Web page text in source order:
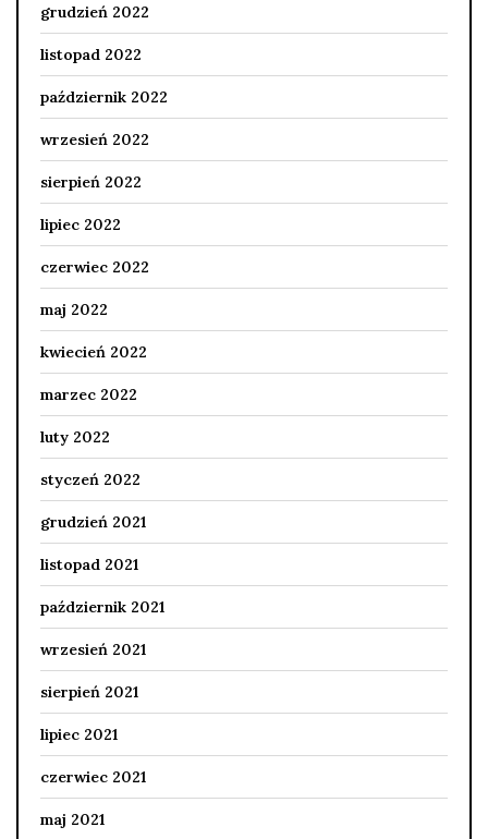
grudzień 2022
listopad 2022
październik 2022
wrzesień 2022
sierpień 2022
lipiec 2022
czerwiec 2022
maj 2022
kwiecień 2022
marzec 2022
luty 2022
styczeń 2022
grudzień 2021
listopad 2021
październik 2021
wrzesień 2021
sierpień 2021
lipiec 2021
czerwiec 2021
maj 2021